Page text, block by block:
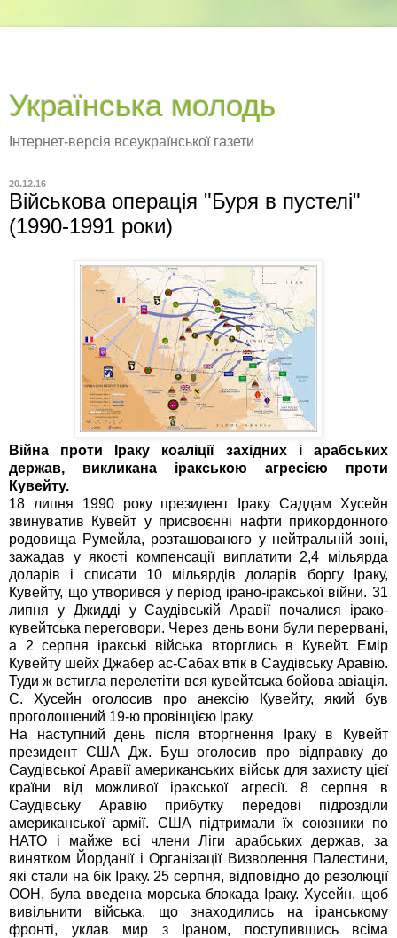
Українська молодь
Інтернет-версія всеукраїнської газети
20.12.16
Військова операція "Буря в пустелі"
(1990-1991 роки)
Війна проти Іраку коаліції західних і арабських
держав, викликана іракською агресією проти
Кувейту.
18 липня 1990 року президент Іраку Саддам Хусейн
звинуватив Кувейт у присвоєнні нафти прикордонного
родовища Румейла, розташованого у нейтральній зоні,
зажадав у якості компенсації виплатити 2,4 мільярда
доларів і списати 10 мільярдів доларів боргу Іраку,
Кувейту, що утворився у період ірано-іракської війни. 31
липня у Джидді у Саудівській Аравії почалися ірако-
кувейтська переговори. Через день вони були перервані,
а 2 серпня іракські війська вторглись в Кувейт. Емір
Кувейту шейх Джабер ас-Сабах втік в Саудівську Аравію.
Туди ж встигла перелетіти вся кувейтська бойова авіація.
С. Хусейн оголосив про анексію Кувейту, який був
проголошений 19-ю провінцією Іраку.
На наступний день після вторгнення Іраку в Кувейт
президент США Дж. Буш оголосив про відправку до
Саудівської Аравії американських військ для захисту цієї
країни від можливої іракської агресії. 8 серпня в
Саудівську Аравію прибутку передові підрозділи
американської армії. США підтримали їх союзники по
НАТО і майже всі члени Ліги арабських держав, за
винятком Йорданії і Організації Визволення Палестини,
які стали на бік Іраку. 25 серпня, відповідно до резолюції
ООН, була введена морська блокада Іраку. Хусейн, щоб
вивільнити війська, що знаходились на іранському
фронті, уклав мир з Іраном, поступившись всіма